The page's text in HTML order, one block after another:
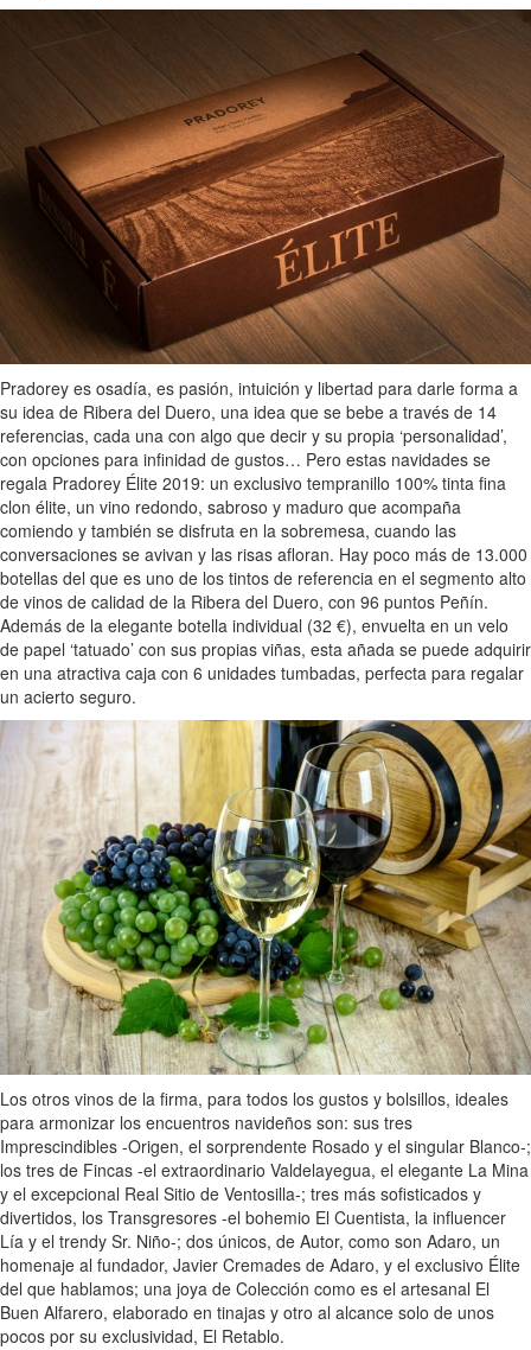
Pradorey es osadía, es pasión, intuición y libertad para darle forma a
su idea de Ribera del Duero, una idea que se bebe a través de 14
referencias, cada una con algo que decir y su propia ‘personalidad’,
con opciones para infinidad de gustos… Pero estas navidades se
regala Pradorey Élite 2019: un exclusivo tempranillo 100% tinta fina
clon élite, un vino redondo, sabroso y maduro que acompaña
comiendo y también se disfruta en la sobremesa, cuando las
conversaciones se avivan y las risas afloran. Hay poco más de 13.000
botellas del que es uno de los tintos de referencia en el segmento alto
de vinos de calidad de la Ribera del Duero, con 96 puntos Peñín.
Además de la elegante botella individual (32 €), envuelta en un velo
de papel ‘tatuado’ con sus propias viñas, esta añada se puede adquirir
en una atractiva caja con 6 unidades tumbadas, perfecta para regalar
un acierto seguro.
Los otros vinos de la firma, para todos los gustos y bolsillos, ideales
para armonizar los encuentros navideños son: sus tres
Imprescindibles -Origen, el sorprendente Rosado y el singular Blanco-;
los tres de Fincas -el extraordinario Valdelayegua, el elegante La Mina
y el excepcional Real Sitio de Ventosilla-; tres más sofisticados y
divertidos, los Transgresores -el bohemio El Cuentista, la influencer
Lía y el trendy Sr. Niño-; dos únicos, de Autor, como son Adaro, un
homenaje al fundador, Javier Cremades de Adaro, y el exclusivo Élite
del que hablamos; una joya de Colección como es el artesanal El
Buen Alfarero, elaborado en tinajas y otro al alcance solo de unos
pocos por su exclusividad, El Retablo.